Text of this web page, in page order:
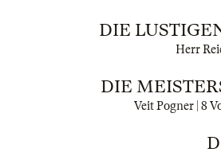
DIE
Herr
DIE
Veit Pogner | 8